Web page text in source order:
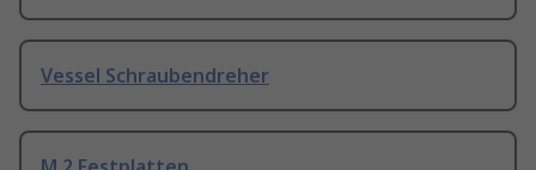
Vessel Schraubendreher